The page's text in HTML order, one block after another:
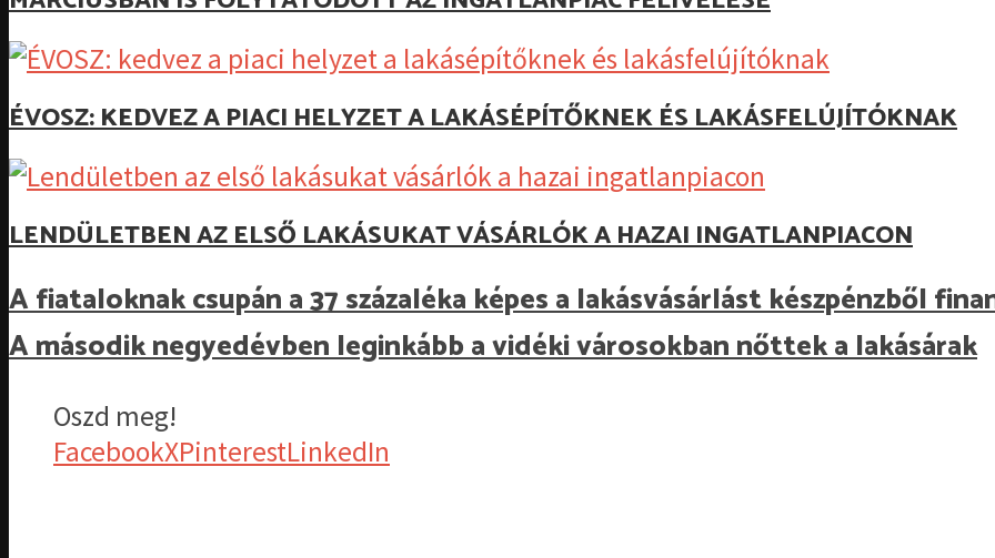
ÉVOSZ: KEDVEZ A PIACI HELYZET A LAKÁSÉPÍTŐKNEK ÉS LAKÁSFELÚJÍTÓKNAK
LENDÜLETBEN AZ ELSŐ LAKÁSUKAT VÁSÁRLÓK A HAZAI INGATLANPIACON
A fiataloknak csupán a 37 százaléka képes a lakásvásárlást készpénzből
A második negyedévben leginkább a vidéki városokban nőttek a lakásárak
Oszd meg!
FacebookXPinterestLinkedIn